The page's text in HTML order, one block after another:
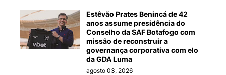
Estêvão Prates Benincá de 42
anos assume presidência do
Conselho da SAF Botafogo com
missão de reconstruir a
governança corporativa com elo
da GDA Luma
agosto 03, 2026